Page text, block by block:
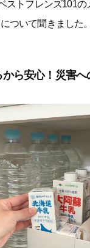
料理で使いたいと